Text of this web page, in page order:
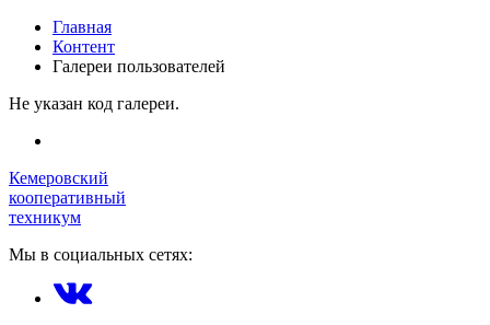
Главная
Контент
Галереи пользователей
Не указан код галереи.
Кемеровский
кооперативный
техникум
Мы в социальных сетях: